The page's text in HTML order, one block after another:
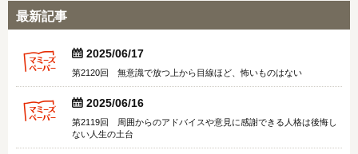
最新記事
  2025/06/17
第2120回 無意識で放つ上から目線ほど、怖いものはない
  2025/06/16
第2119回 周囲からのアドバイスや意見に感謝できる人格は後悔し
ない人生の土台